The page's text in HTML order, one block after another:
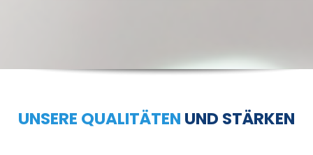
UNSERE QUALITÄTEN UND STÄRKEN